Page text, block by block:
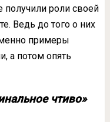
получили роли своей
Ведь до того о них
примеры
а потом опять
чтиво»